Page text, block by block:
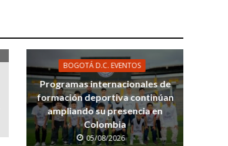
BOGOTÁ D.C. EVENTOS
Programas internacionales de
formación deportiva continúan
ampliando su presencia en
Colombia
05/08/2026